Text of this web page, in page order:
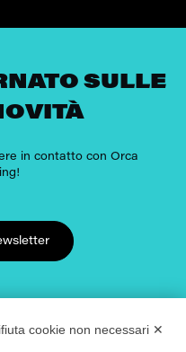
SULLE
in contatto con Orca
cookie non necessari ✕